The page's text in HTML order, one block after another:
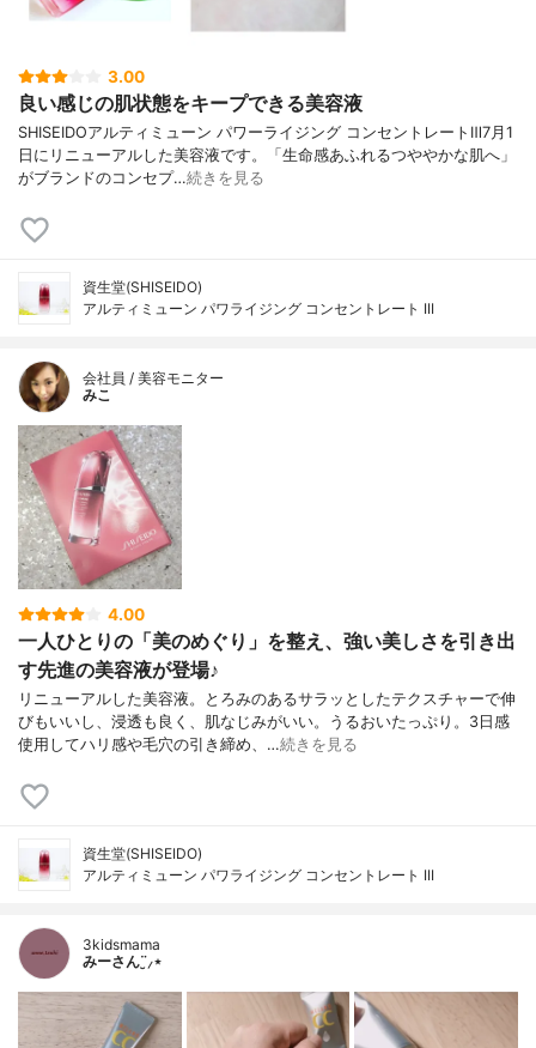
3.00
良い感じの肌状態をキープできる美容液
SHISEIDOアルティミューン パワーライジング コンセントレートⅢ7月1
日にリニューアルした美容液です。「生命感あふれるつややかな肌へ」
がブランドのコンセプ…続きを見る
資生堂(SHISEIDO)
アルティミューン パワライジング コンセントレート III
会社員 / 美容モニター
みこ
4.00
一人ひとりの「美のめぐり」を整え、強い美しさを引き出
す先進の美容液が登場♪
リニューアルした美容液。とろみのあるサラッとしたテクスチャーで伸
びもいいし、浸透も良く、肌なじみがいい。うるおいたっぷり。3日感
使用してハリ感や毛穴の引き締め、…続きを見る
資生堂(SHISEIDO)
アルティミューン パワライジング コンセントレート III
3kidsmama
みーさん¨̮⸝⋆